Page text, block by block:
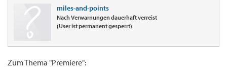
miles-and-points
Nach Verwarnungen dauerhaft verreist
(User ist permanent gesperrt)
Zum Thema "Premiere":